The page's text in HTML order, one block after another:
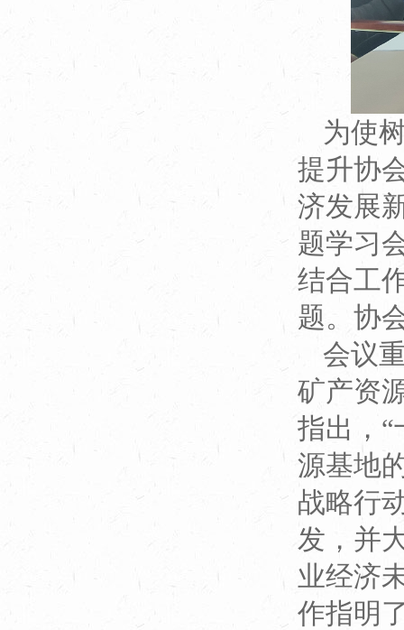
为使
提升协
济发展
题学习
结合工
题。协
会议
矿产资
指出，
源基地
战略行
发，并
业经济
作指明